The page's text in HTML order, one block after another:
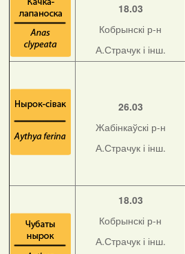
18.03
Кобрынскі р-н
А.Страчук і інш.
26.03
Жабінкаўскі р-н
А.Страчук і інш.
18.03
Кобрынскі р-н
А.Страчук і інш.